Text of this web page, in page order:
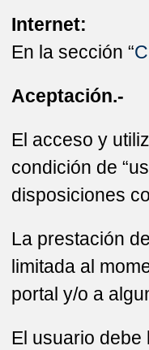
Internet:
En la sección “
Aceptación.-
El acceso y
condición de
disposiciones
La prestación
limitada al
portal y/o a
El usuario debe